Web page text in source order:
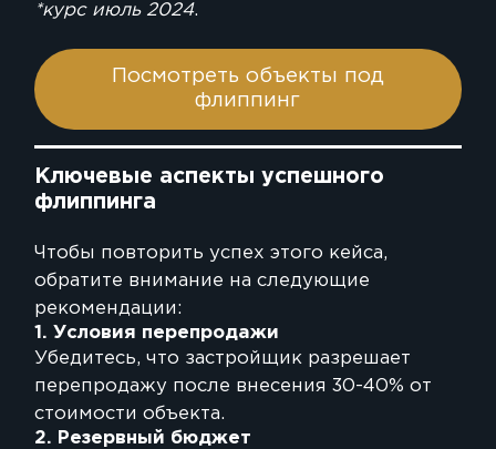
*курс июль 2024.
Посмотреть объекты под
флиппинг
Ключевые аспекты успешного
флиппинга
Чтобы повторить успех этого кейса,
обратите внимание на следующие
рекомендации:
1. Условия перепродажи
Убедитесь, что застройщик разрешает
перепродажу после внесения 30-40% от
стоимости объекта.
2. Резервный бюджет